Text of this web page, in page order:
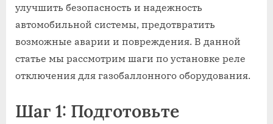
улучшить безопасность и надежность
автомобильной системы, предотвратить
возможные аварии и повреждения. В данной
статье мы рассмотрим шаги по установке реле
отключения для газобаллонного оборудования.
Шаг 1: Подготовьте